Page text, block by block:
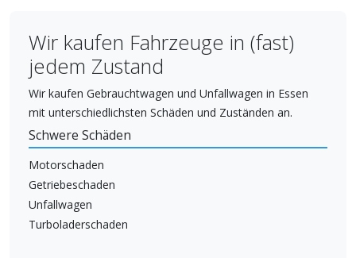
Wir kaufen Fahrzeuge in (fast)
jedem Zustand
Wir kaufen Gebrauchtwagen und Unfallwagen in Essen
mit unterschiedlichsten Schäden und Zuständen an.
Schwere Schäden
Motorschaden
Getriebeschaden
Unfallwagen
Turboladerschaden